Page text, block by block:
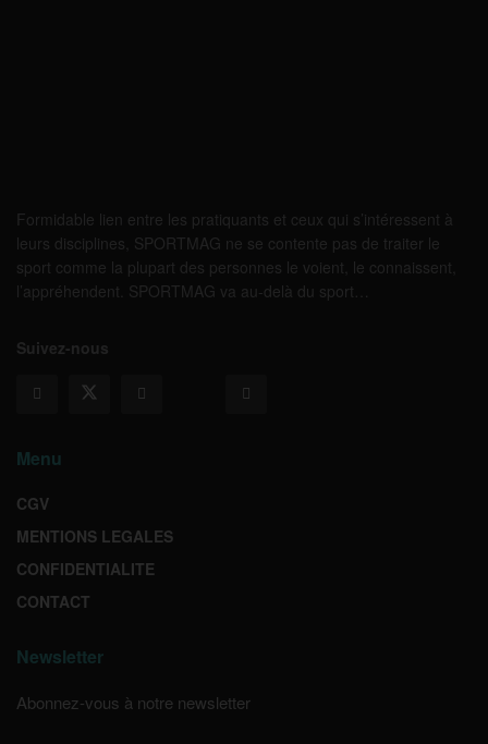
Formidable lien entre les pratiquants et ceux qui s’intéressent à
leurs disciplines, SPORTMAG ne se contente pas de traiter le
sport comme la plupart des personnes le voient, le connaissent,
l’appréhendent. SPORTMAG va au-delà du sport…
Suivez-nous
Menu
CGV
MENTIONS LEGALES
CONFIDENTIALITE
CONTACT
Newsletter
Abonnez-vous à notre newsletter